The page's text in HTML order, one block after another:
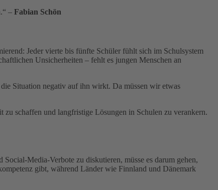
– Fabian Schön
Jeder vierte bis fünfte Schüler fühlt sich im Schulsystem
Unsicherheiten – fehlt es jungen Menschen an
Situation negativ auf ihn wirkt. Da müssen wir etwas
schaffen und langfristige Lösungen in Schulen zu verankern.
Media-Verbote zu diskutieren, müsse es darum gehen,
gibt, während Länder wie Finnland und Dänemark